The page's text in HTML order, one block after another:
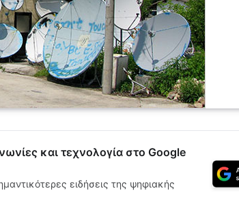
και τεχνολογία στο Google
ειδήσεις της ψηφιακής